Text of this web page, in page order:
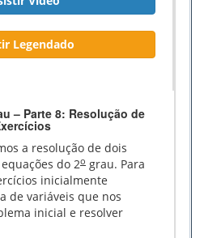
Legendado
– Parte 8: Resolução de
a resolução de dois
do 2o grau. Para
inicialmente
de variáveis que nos
inicial e resolver